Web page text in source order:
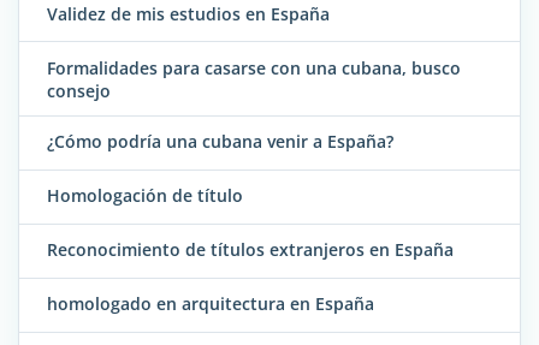
Validez de mis estudios en España
Formalidades para casarse con una cubana, busco
consejo
¿Cómo podría una cubana venir a España?
Homologación de título
Reconocimiento de títulos extranjeros en España
homologado en arquitectura en España